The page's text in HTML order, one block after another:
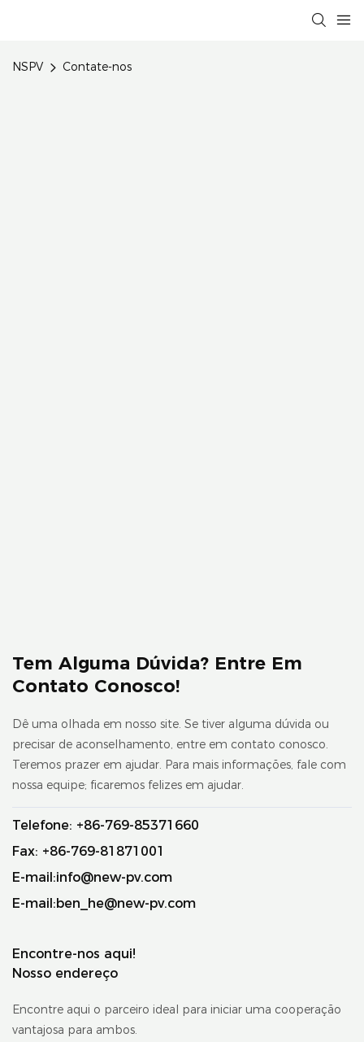
NSPV Contate-nos
Tem Alguma Dúvida? Entre Em
Contato Conosco!
Dê uma olhada em nosso site. Se tiver alguma dúvida ou
precisar de aconselhamento, entre em contato conosco.
Teremos prazer em ajudar. Para mais informações, fale com
nossa equipe; ficaremos felizes em ajudar.
Telefone: +86-769-85371660
Fax: +86-769-81871001
E-mail:info@new-pv.com
E-mail:ben_he@new-pv.com
Encontre-nos aqui!
Nosso endereço
Encontre aqui o parceiro ideal para iniciar uma cooperação
vantajosa para ambos.